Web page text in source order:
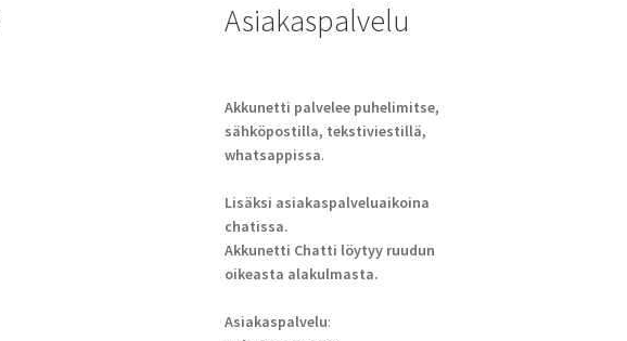
Asiakaspalvelu
Akkunetti palvelee puhelimitse,
sähköpostilla, tekstiviestillä,
whatsappissa.
Lisäksi asiakaspalveluaikoina
chatissa.
Akkunetti Chatti löytyy ruudun
oikeasta alakulmasta.
Asiakaspalvelu: